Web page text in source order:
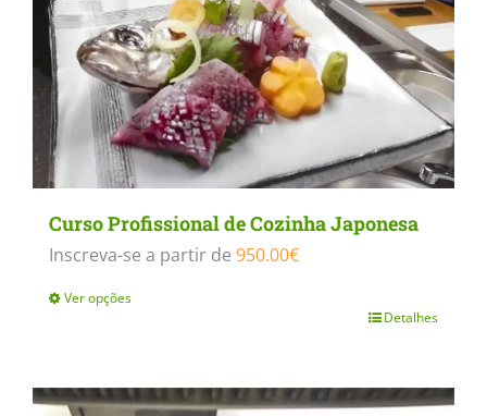
Curso Profissional de Cozinha Japonesa
Inscreva-se a partir de 950.00€
Ver opções
has
Detalhes